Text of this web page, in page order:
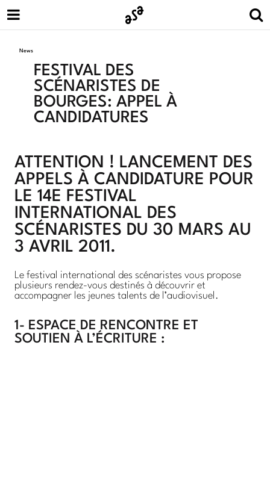
News
FESTIVAL DES
SCÉNARISTES DE
BOURGES: APPEL À
CANDIDATURES
ATTENTION ! LANCEMENT DES
APPELS À CANDIDATURE POUR
LE 14E FESTIVAL
INTERNATIONAL DES
SCÉNARISTES DU 30 MARS AU
3 AVRIL 2011.
Le festival international des scénaristes vous propose
plusieurs rendez-vous destinés à découvrir et
accompagner les jeunes talents de l’audiovisuel.
1- ESPACE DE RENCONTRE ET
SOUTIEN À L’ÉCRITURE :